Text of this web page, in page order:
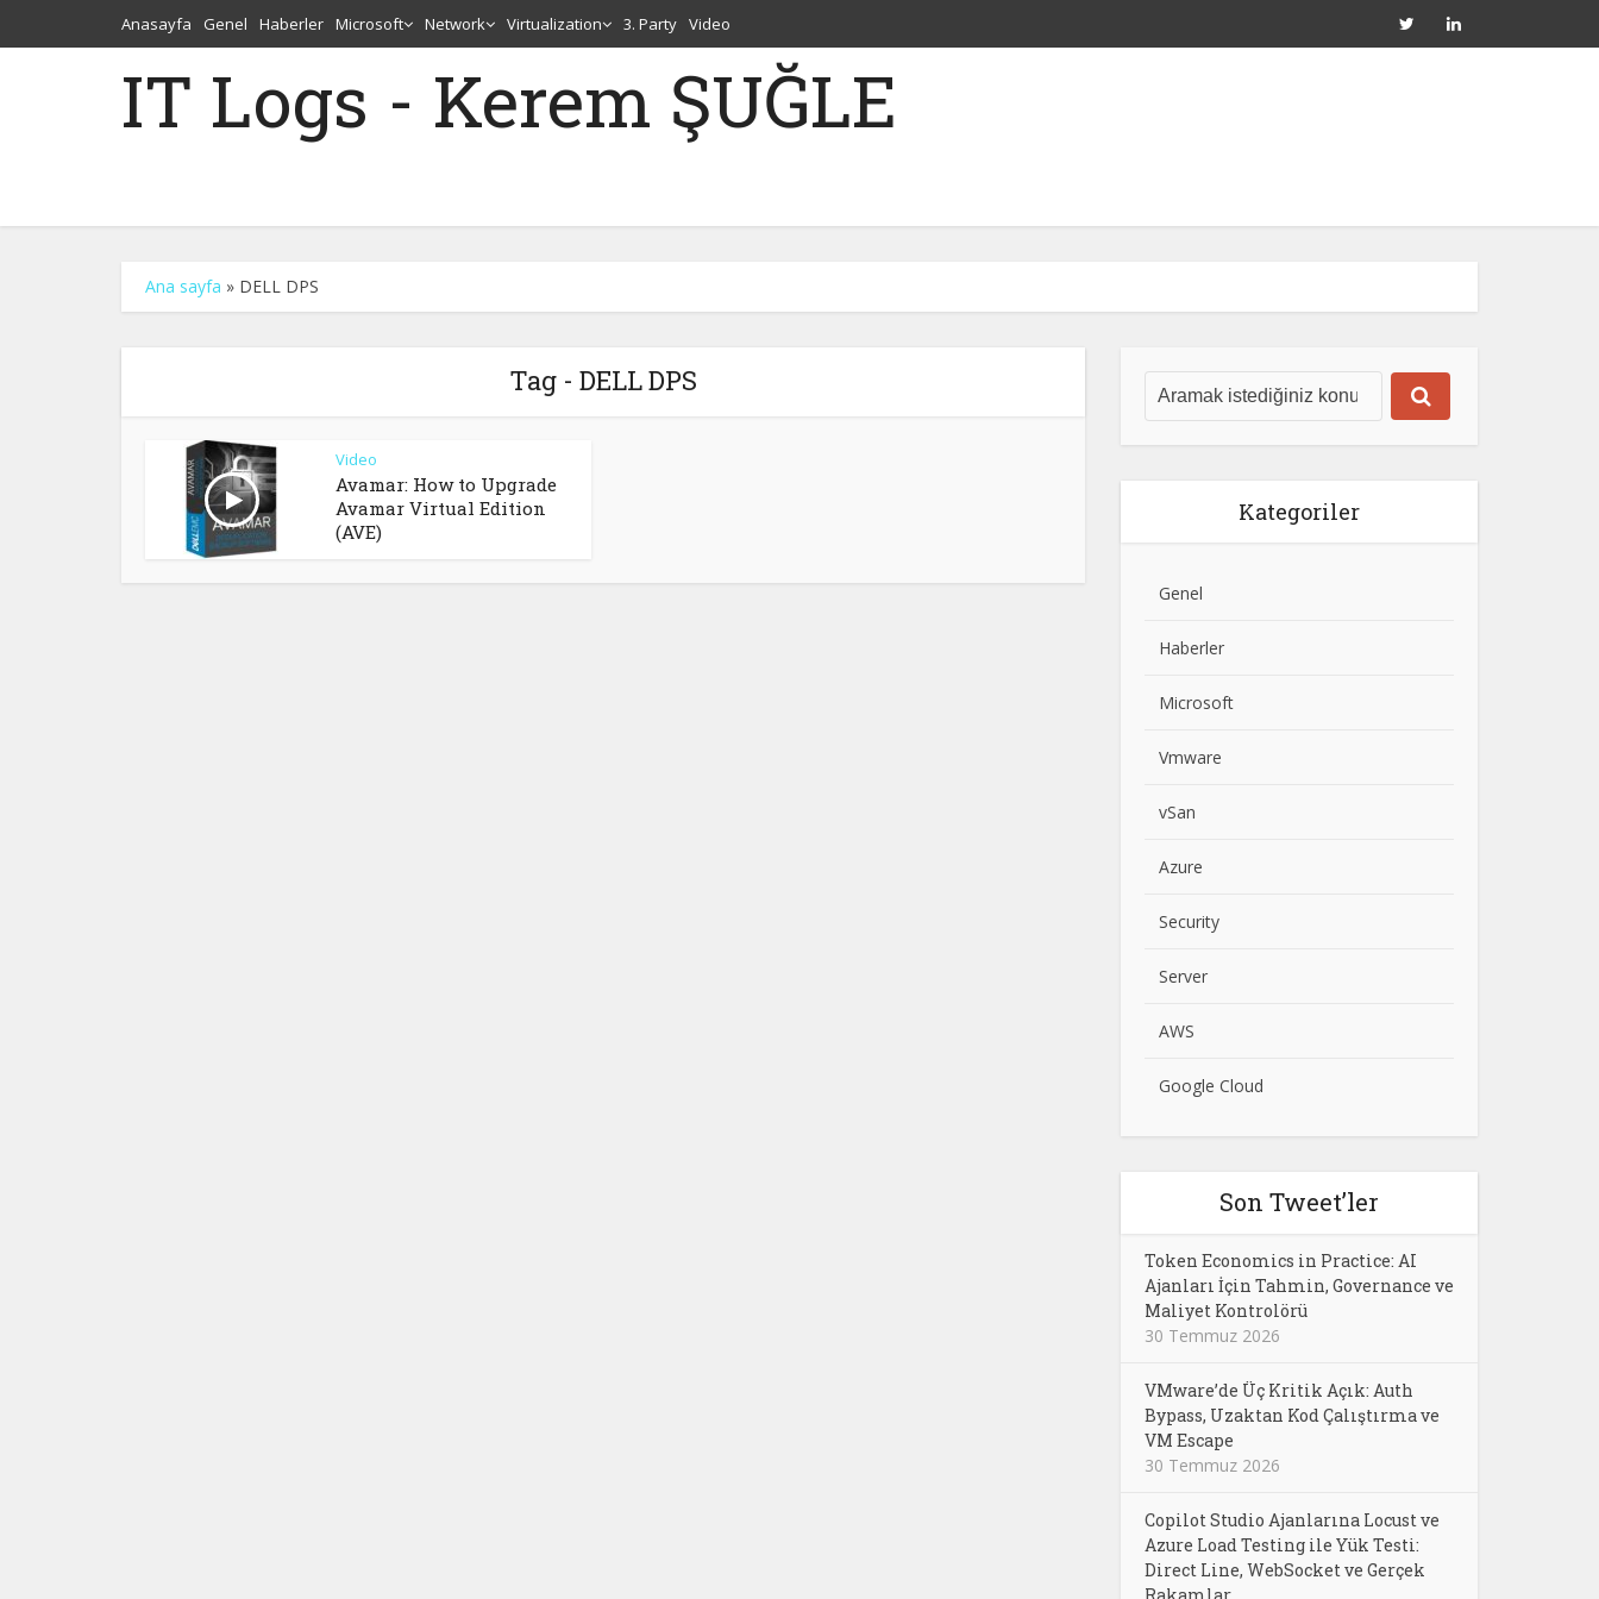
Anasayfa Genel Haberler Microsoft Network Virtualization 3. Party Video
IT Logs - Kerem ŞUĞLE
Ana sayfa » DELL DPS
Tag - DELL DPS
Video
Avamar: How to Upgrade
Avamar Virtual Edition
(AVE)
Kategoriler
Genel
Haberler
Microsoft
Vmware
vSan
Azure
Security
Server
AWS
Google Cloud
Son Tweet’ler
Token Economics in Practice: AI
Ajanları İçin Tahmin, Governance ve
Maliyet Kontrolörü
30 Temmuz 2026
VMware’de Üç Kritik Açık: Auth
Bypass, Uzaktan Kod Çalıştırma ve
VM Escape
30 Temmuz 2026
Copilot Studio Ajanlarına Locust ve
Azure Load Testing ile Yük Testi:
Direct Line, WebSocket ve Gerçek